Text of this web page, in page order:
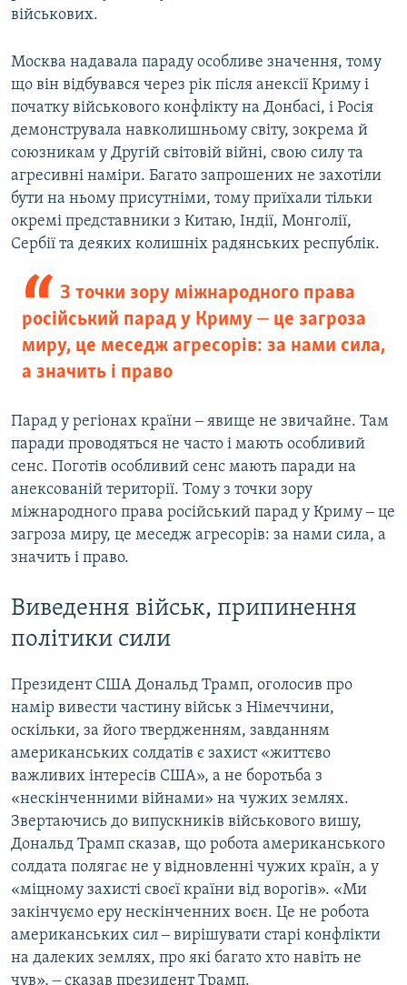
військових.
Москва надавала параду особливе значення, тому
що він відбувався через рік після анексії Криму і
початку військового конфлікту на Донбасі, і Росія
демонструвала навколишньому світу, зокрема й
союзникам у Другій світовій війні, свою силу та
агресивні наміри. Багато запрошених не захотіли
бути на ньому присутніми, тому приїхали тільки
окремі представники з Китаю, Індії, Монголії,
Сербії та деяких колишніх радянських республік.
З точки зору міжнародного права
російський парад у Криму ‒ це загроза
миру, це меседж агресорів: за нами сила,
а значить і право
Парад у регіонах країни ‒ явище не звичайне. Там
паради проводяться не часто і мають особливий
сенс. Поготів особливий сенс мають паради на
анексованій території. Тому з точки зору
міжнародного права російський парад у Криму ‒ це
загроза миру, це меседж агресорів: за нами сила, а
значить і право.
Виведення військ, припинення
політики сили
Президент США Дональд Трамп, оголосив про
намір вивести частину військ з Німеччини,
оскільки, за його твердженням, завданням
американських солдатів є захист «життєво
важливих інтересів США», а не боротьба з
«нескінченними війнами» на чужих землях.
Звертаючись до випускників військового вишу,
Дональд Трамп сказав, що робота американського
солдата полягає не у відновленні чужих країн, а у
«міцному захисті своєї країни від ворогів». «Ми
закінчуємо еру нескінченних воєн. Це не робота
американських сил ‒ вирішувати старі конфлікти
на далеких землях, про які багато хто навіть не
чув», ‒ сказав президент Трамп.